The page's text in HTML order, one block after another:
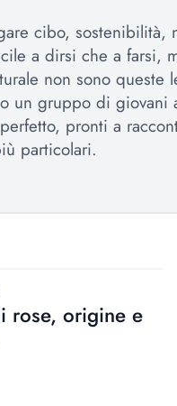
cibo, sostenibilità,
a dirsi che a farsi,
non sono queste
un gruppo di giovani
pronti a
particolari.
rose, origine e